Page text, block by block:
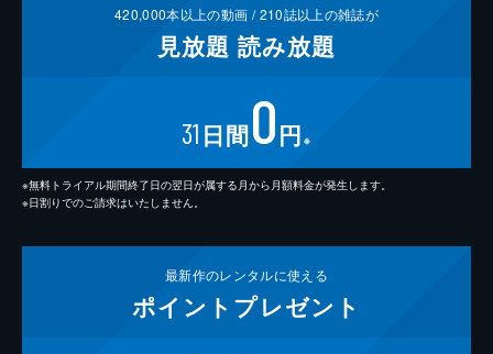
420,000本以上の動画 /210誌以上の雑誌が
見放題 読み放題
31 日間0円 ※
※無料トライアル期間終了日の翌日が属する月から月額料金が発生します。
※日割りでのご請求はいたしません。
最新作のレンタルに使える
ポイント プレゼント